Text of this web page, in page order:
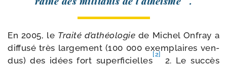
En 2005, le Traité d’athéologie de Michel Onfray a
dif­fu­sé très lar­ge­ment (100 000 exem­plaires ven­
dus) des idées fort super­fi­cielles
[2]
2. Le suc­cès